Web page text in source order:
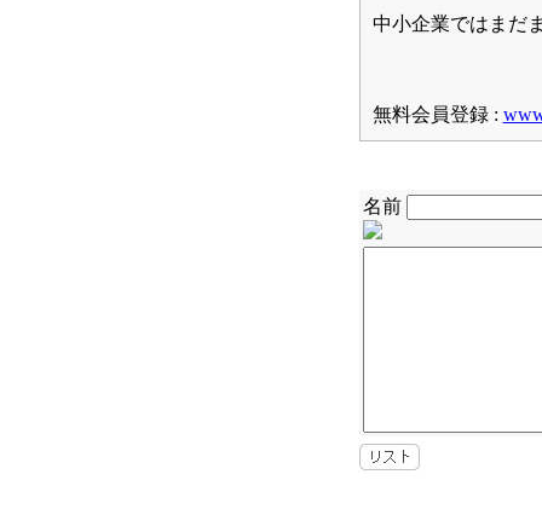
中小企業ではまだ
無料会員登録 :
名前